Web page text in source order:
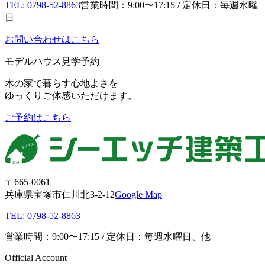
TEL: 0798-52-8863営業時間：9:00〜17:15 / 定休日：毎週水曜
日
お問い合わせはこちら
モデルハウス見学予約
木の家で暮らす心地よさを
ゆっくりご体感いただけます。
ご予約はこちら
〒665-0061
兵庫県宝塚市仁川北3-2-12Google Map
TEL: 0798-52-8863
営業時間：9:00〜17:15 / 定休日：毎週水曜日、他
Official Account